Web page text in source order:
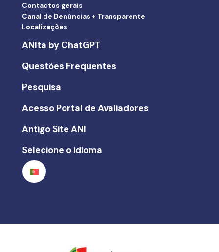
Contactos gerais
Canal de Denúncias + Transparente
Localizações
ANIta by ChatGPT
Questões Frequentes
Pesquisa
Acesso Portal de Avaliadores
Antigo Site ANI
Selecione o idioma